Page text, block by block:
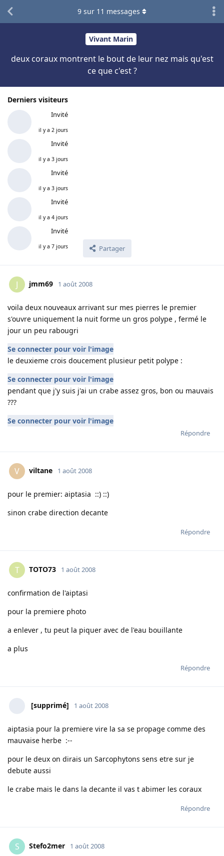
Vivant Marin
deux coraux montrent le bout de leur nez mais qu'est
ce que c'est ?
Derniers visiteurs
Invité
il y a 2 jours
Invité
il y a 3 jours
Invité
il y a 3 jours
Invité
il y a 4 jours
Invité
il y a 7 jours Partager
9 sur 11 messages
J jmm69 1 août 2008
voila deux nouveaux arrivant sur mes pierres le premier
s'ouvre uniquement la nuit forme un gros polype , fermé le
jour un peu rabougri
Se connecter pour voir l'image
le deuxieme crois doucement plusieur petit polype :
Se connecter pour voir l'image
pendant que j'y suis j'ai un crabe assez gros, bon ou mauvais
???
Se connecter pour voir l'image
Répondre
V viltane 1 août 2008
pour le premier: aiptasia ::) ::)
sinon crabe direction decante
Répondre
T TOTO73 1 août 2008
confirmation de l'aiptasi
pour la premiere photo
a enlever , tu peut la piquer avec de l'eau bouillante
a plus
Répondre
[supprimé] 1 août 2008
aiptasia pour la premiere vire la sa se propage comme des
mauvaise herbe :--
pour le deux on dirais un Sarcophytons sens etre sur je
debute aussi
le crabe mais le dans la decante il vas t abimer les coraux
Répondre
S Stefo2mer 1 août 2008